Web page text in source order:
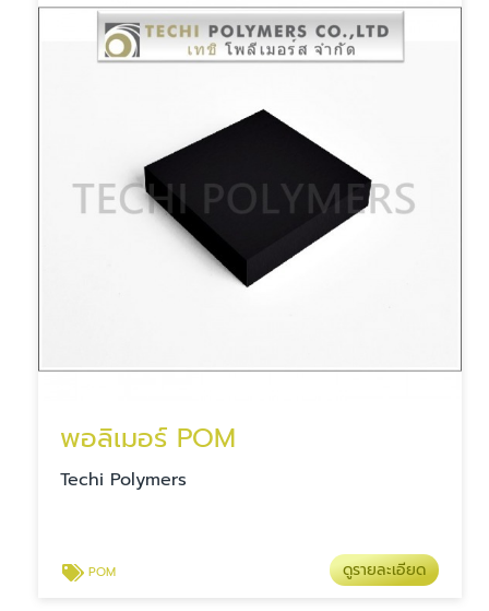
พอลิเมอร์ POM
Techi Polymers
POM ดูรายละเอียด